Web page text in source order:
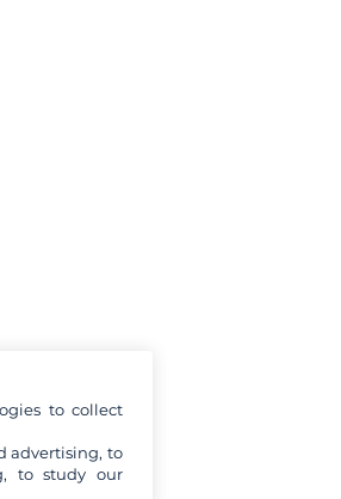
to collect
advertising, to
to study our